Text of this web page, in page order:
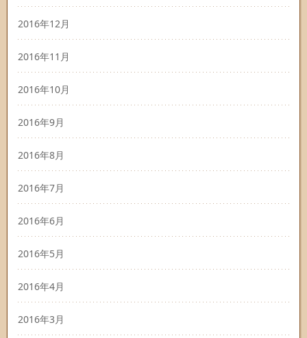
2016年12月
2016年11月
2016年10月
2016年9月
2016年8月
2016年7月
2016年6月
2016年5月
2016年4月
2016年3月